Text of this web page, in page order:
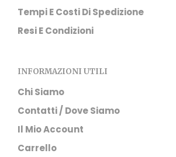
Tempi E Costi Di Spedizione
Resi E Condizioni
INFORMAZIONI UTILI
Chi Siamo
Contatti / Dove Siamo
Il Mio Account
Carrello